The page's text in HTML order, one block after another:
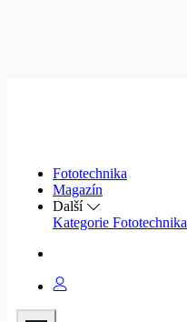
Fototechnika
Magazín
Další
Kategorie Fototechnika